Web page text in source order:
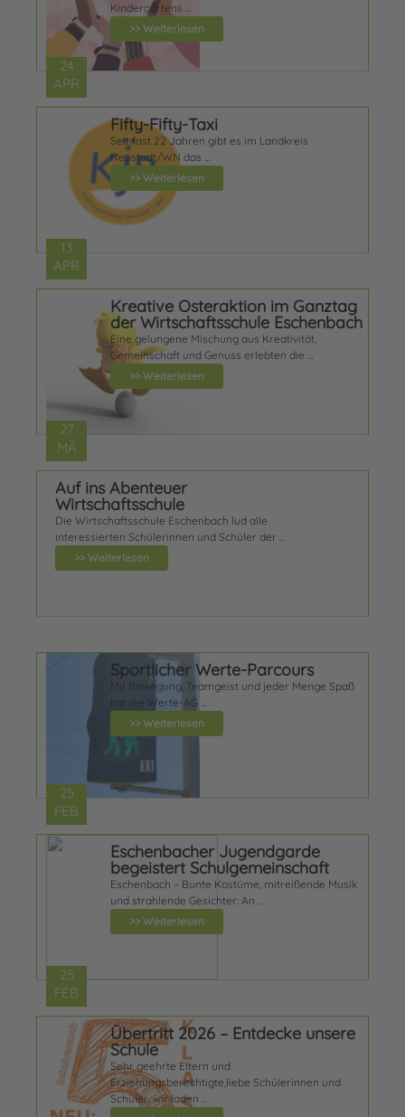
24
APR
Kindergartens …
>> Weiterlesen
13
APR
Fifty-Fifty-Taxi
Seit fast 22 Jahren gibt es im Landkreis
Neustadt/WN das …
>> Weiterlesen
27
MÄ
Kreative Osteraktion im Ganztag
der Wirtschaftsschule Eschenbach
Eine gelungene Mischung aus Kreativität,
Gemeinschaft und Genuss erlebten die …
>> Weiterlesen
Auf ins Abenteuer
Wirtschaftsschule
Die Wirtschaftsschule Eschenbach lud alle
interessierten Schülerinnen und Schüler der …
>> Weiterlesen
25
FEB
Sportlicher Werte-Parcours
Mit Bewegung, Teamgeist und jeder Menge Spaß
hat die Werte-AG …
>> Weiterlesen
25
FEB
Eschenbacher Jugendgarde
begeistert Schulgemeinschaft
Eschenbach – Bunte Kostüme, mitreißende Musik
und strahlende Gesichter: An …
>> Weiterlesen
Übertritt 2026 – Entdecke unsere
Schule
Sehr geehrte Eltern und
Erziehungsberechtigte,liebe Schülerinnen und
Schüler, wir laden …